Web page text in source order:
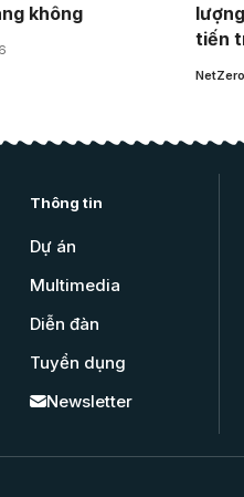
không
tiến
Thông tin
Dự án
Multimedia
Diễn đàn
Tuyển dụng
Newsletter